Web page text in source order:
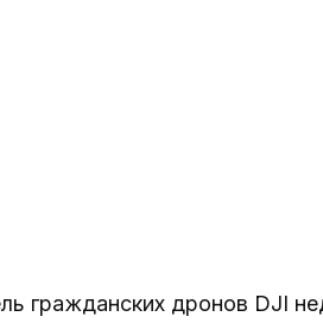
гражданских дронов DJI